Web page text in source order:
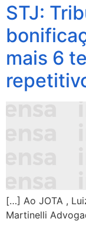
STJ:
mais 6
[…] Ao JOTA ,
Martinelli